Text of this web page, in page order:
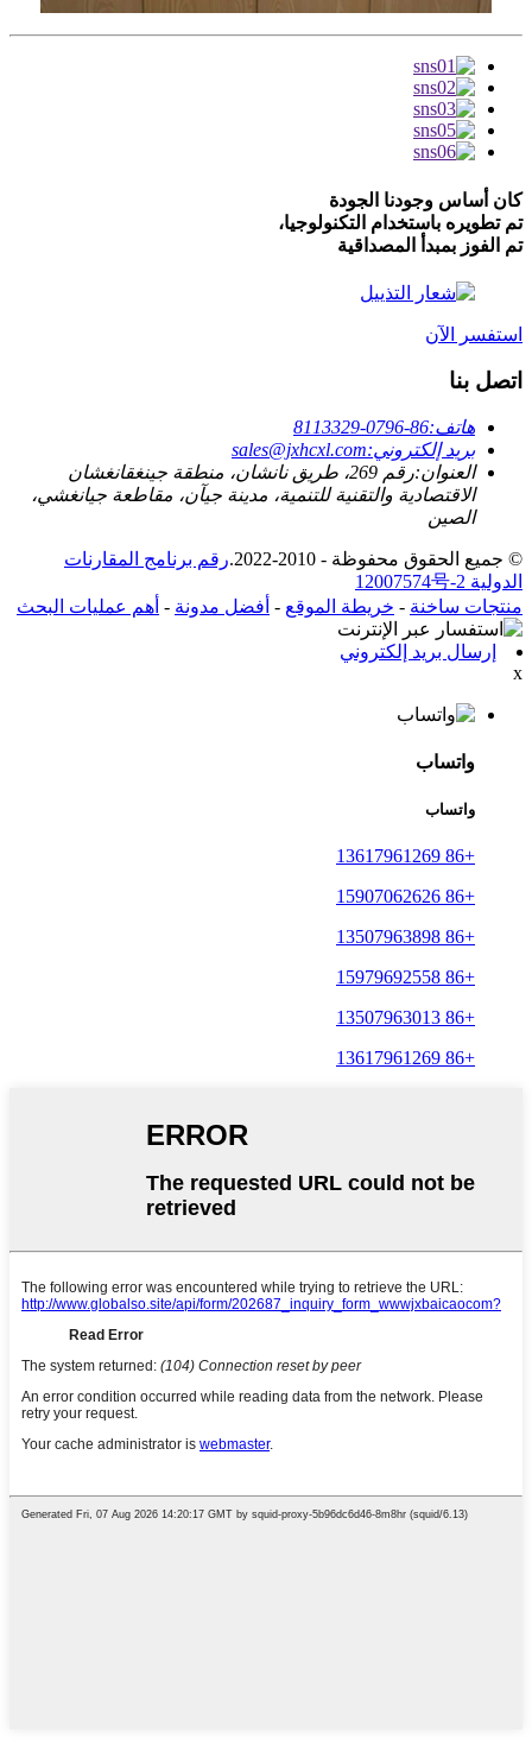
كان أساس وجودنا الجودة
تم تطويره باستخدام التكنولوجيا،
تم الفوز بمبدأ المصداقية
استفسر الآن
اتصل بنا
هاتف:86-0796-8113329
بريد إلكتروني:sales@jxhcxl.com
العنوان:
رقم 269، طريق نانشان، منطقة جينغقانغشان
الاقتصادية والتقنية للتنمية، مدينة جيآن، مقاطعة جيانغشي،
الصين
© جميع الحقوق محفوظة - 2010-2022.
رقم برنامج المقارنات
الدولية 12007574号-2
منتجات ساخنة - خريطة الموقع - أفضل مدونة - أهم عمليات البحث
إرسال بريد إلكتروني
x
واتساب
واتساب
+86 13617961269
+86 15907062626
+86 13507963898
+86 15979692558
+86 13507963013
+86 13617961269